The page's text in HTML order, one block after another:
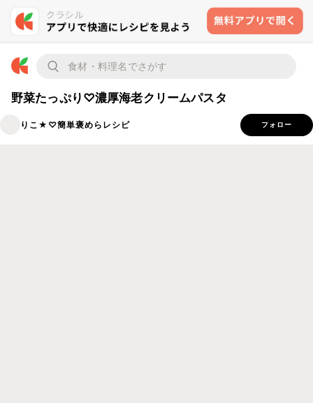
野菜たっぷり♡濃厚海老クリームパスタ
りこ★♡簡単褒めらレシピ フォロー